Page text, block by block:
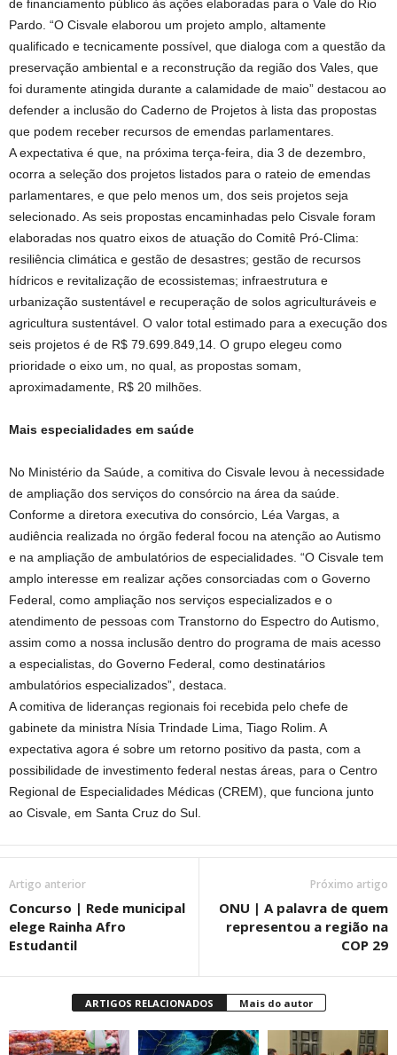
de financiamento público às ações elaboradas para o Vale do Rio
Pardo. “O Cisvale elaborou um projeto amplo, altamente
qualificado e tecnicamente possível, que dialoga com a questão da
preservação ambiental e a reconstrução da região dos Vales, que
foi duramente atingida durante a calamidade de maio” destacou ao
defender a inclusão do Caderno de Projetos à lista das propostas
que podem receber recursos de emendas parlamentares.
A expectativa é que, na próxima terça-feira, dia 3 de dezembro,
ocorra a seleção dos projetos listados para o rateio de emendas
parlamentares, e que pelo menos um, dos seis projetos seja
selecionado. As seis propostas encaminhadas pelo Cisvale foram
elaboradas nos quatro eixos de atuação do Comitê Pró-Clima:
resiliência climática e gestão de desastres; gestão de recursos
hídricos e revitalização de ecossistemas; infraestrutura e
urbanização sustentável e recuperação de solos agriculturáveis e
agricultura sustentável. O valor total estimado para a execução dos
seis projetos é de R$ 79.699.849,14. O grupo elegeu como
prioridade o eixo um, no qual, as propostas somam,
aproximadamente, R$ 20 milhões.
Mais especialidades em saúde
No Ministério da Saúde, a comitiva do Cisvale levou à necessidade
de ampliação dos serviços do consórcio na área da saúde.
Conforme a diretora executiva do consórcio, Léa Vargas, a
audiência realizada no órgão federal focou na atenção ao Autismo
e na ampliação de ambulatórios de especialidades. “O Cisvale tem
amplo interesse em realizar ações consorciadas com o Governo
Federal, como ampliação nos serviços especializados e o
atendimento de pessoas com Transtorno do Espectro do Autismo,
assim como a nossa inclusão dentro do programa de mais acesso
a especialistas, do Governo Federal, como destinatários
ambulatórios especializados”, destaca.
A comitiva de lideranças regionais foi recebida pelo chefe de
gabinete da ministra Nísia Trindade Lima, Tiago Rolim. A
expectativa agora é sobre um retorno positivo da pasta, com a
possibilidade de investimento federal nestas áreas, para o Centro
Regional de Especialidades Médicas (CREM), que funciona junto
ao Cisvale, em Santa Cruz do Sul.
Artigo anterior
Concurso | Rede municipal
elege Rainha Afro
Estudantil
Próximo artigo
ONU | A palavra de quem
representou a região na
COP 29
ARTIGOS RELACIONADOS Mais do autor